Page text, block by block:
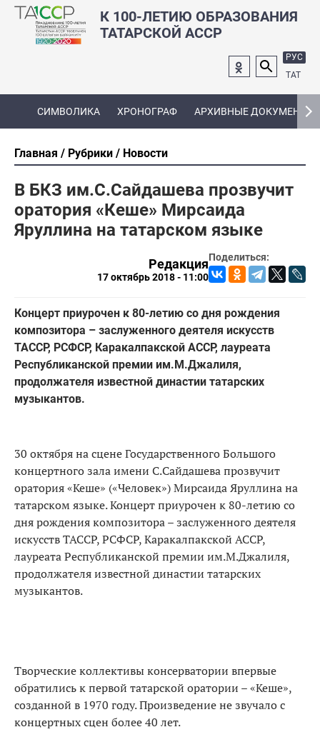
К 100-ЛЕТИЮ ОБРАЗОВАНИЯ
ТАТАРСКОЙ АССР
РУС
ТАТ
СИМВОЛИКА ХРОНОГРАФ АРХИВНЫЕ ДОКУМЕНТЫ
Главная Рубрики Новости
В БКЗ им.С.Сайдашева прозвучит
оратория «Кеше» Мирсаида
Яруллина на татарском языке
Поделиться:
Редакция
17 октябрь 2018 - 11:00
Концерт приурочен к 80-летию со дня рождения
композитора – заслуженного деятеля искусств
ТАССР, РСФСР, Каракалпакской АССР, лауреата
Республиканской премии им.М.Джалиля,
продолжателя известной династии татарских
музыкантов.
30 октября на сцене Государственного Большого
концертного зала имени С.Сайдашева прозвучит
оратория «Кеше» («Человек») Мирсаида Яруллина на
татарском языке. Концерт приурочен к 80-летию со
дня рождения композитора – заслуженного деятеля
искусств ТАССР, РСФСР, Каракалпакской АССР,
лауреата Республиканской премии им.М.Джалиля,
продолжателя известной династии татарских
музыкантов.
Творческие коллективы консерватории впервые
обратились к первой татарской оратории – «Кеше»,
созданной в 1970 году. Произведение не звучало с
концертных сцен более 40 лет.